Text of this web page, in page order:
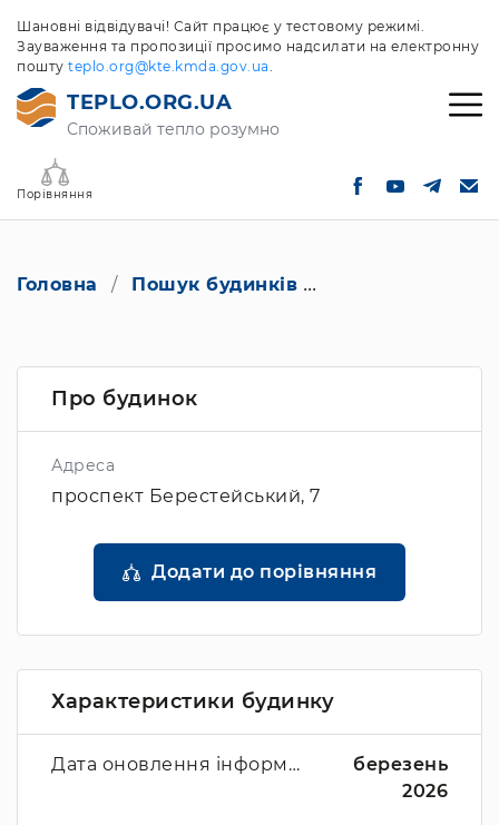
Шановні відвідувачі! Сайт працює у тестовому режимі.
Зауваження та пропозиції просимо надсилати на електронну
пошту teplo.org@kte.kmda.gov.ua.
TEPLO.ORG.UA
Споживай тепло розумно
Порівняння
Головна Пошук будинків
Про будинок
Адреса
проспект Берестейський, 7
Додати до порівняння
Характеристики будинку
Дата оновлення інформації
березень
2026